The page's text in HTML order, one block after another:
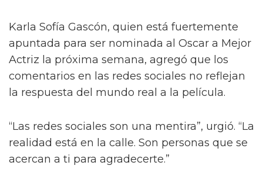
Karla Sofía Gascón, quien está fuertemente
apuntada para ser nominada al Oscar a Mejor
Actriz la próxima semana, agregó que los
comentarios en las redes sociales no reflejan
la respuesta del mundo real a la película.
“Las redes sociales son una mentira”, urgió. “La
realidad está en la calle. Son personas que se
acercan a ti para agradecerte.”